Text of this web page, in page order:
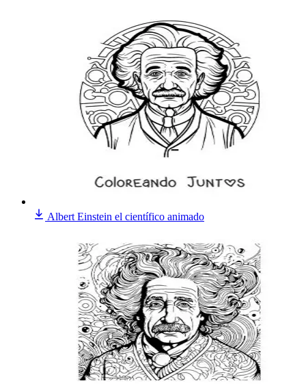
Albert Einstein el científico animado